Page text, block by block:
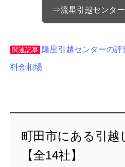
⇒流星引越センタ
関連記事 隆星引越センターの
料金相場
町田市にある引越
【全14社】